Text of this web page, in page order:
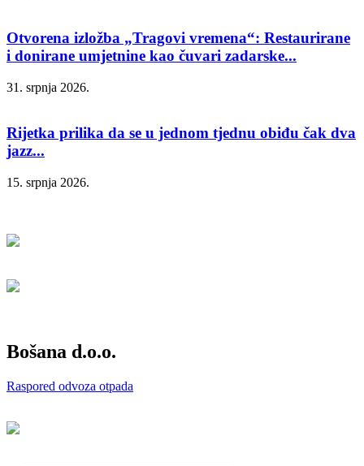
Otvorena izložba „Tragovi vremena“: Restaurirane
i donirane umjetnine kao čuvari zadarske...
31. srpnja 2026.
Rijetka prilika da se u jednom tjednu obiđu čak dva
jazz...
15. srpnja 2026.
Bošana d.o.o.
Raspored odvoza otpada